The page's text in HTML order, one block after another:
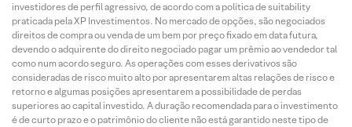
investidores de perfil agressivo, de acordo com a política de suitability
praticada pela XP Investimentos. No mercado de opções, são negociados
direitos de compra ou venda de um bem por preço fixado em data futura,
devendo o adquirente do direito negociado pagar um prêmio ao vendedor tal
como num acordo seguro. As operações com esses derivativos são
consideradas de risco muito alto por apresentarem altas relações de risco e
retorno e algumas posições apresentarem a possibilidade de perdas
superiores ao capital investido. A duração recomendada para o investimento
é de curto prazo e o patrimônio do cliente não está garantido neste tipo de